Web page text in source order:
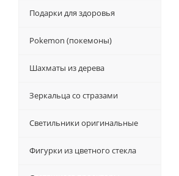
Подарки для здоровья
Pokemon (покемоны)
Шахматы из дерева
Зеркальца со стразами
Светильники оригинальные
Фигурки из цветного стекла